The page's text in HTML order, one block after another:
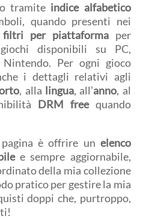
tramite indice alfabetico
quando presenti nei
filtri per piattaformaper
disponibili su PC,
Per ogni gioco
i dettagli relativi agli
, alla lingua, all’anno, al
DRM freequando
pagina è offrire un elenco
e sempre aggiornabile,
della mia collezione
pratico per gestire la mia
doppi che, purtroppo,